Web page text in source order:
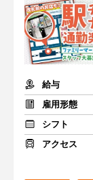
給与
雇用形態
シフト
アクセス